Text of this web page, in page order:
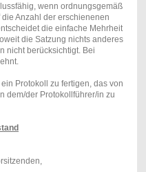
wenn ordnungsgemäß
Anzahl der erschienenen
die einfache Mehrheit
die Satzung nichts anderes
nicht berücksichtigt. Bei
Protokoll zu fertigen, das von
dem/der Protokollführer/in zu